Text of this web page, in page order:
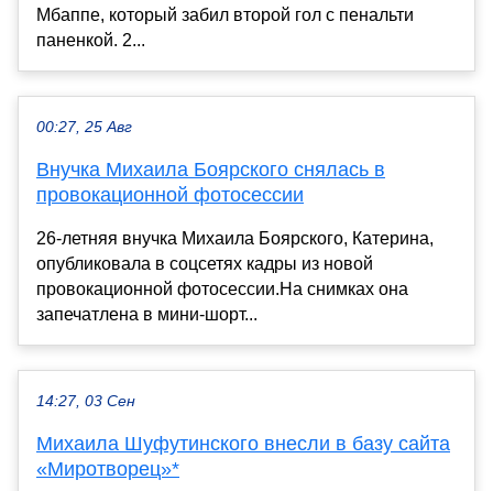
Мбаппе, который забил второй гол с пенальти
паненкой. 2...
00:27, 25 Авг
Внучка Михаила Боярского снялась в
провокационной фотосессии
26-летняя внучка Михаила Боярского, Катерина,
опубликовала в соцсетях кадры из новой
провокационной фотосессии.На снимках она
запечатлена в мини-шорт...
14:27, 03 Сен
Михаила Шуфутинского внесли в базу сайта
«Миротворец»*